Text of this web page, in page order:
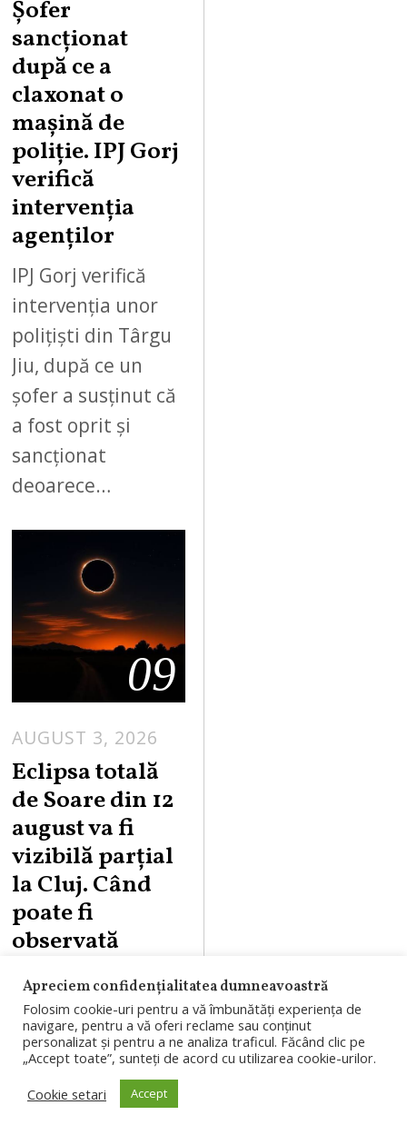
Șofer
sancționat
după ce a
claxonat o
mașină de
poliție. IPJ Gorj
verifică
intervenția
agenților
IPJ Gorj verifică
intervenția unor
polițiști din Târgu
Jiu, după ce un
șofer a susținut că
a fost oprit și
sancționat
deoarece…
09
AUGUST 3, 2026
Eclipsa totală
de Soare din 12
august va fi
vizibilă parțial
la Cluj. Când
poate fi
observată
Eclipsa de Soare
din 12 august 2026
va fi vizibilă parțial
la Cluj-Napoca,
între orele 20:22 și
Apreciem confidențialitatea dumneavoastră
Folosim cookie-uri pentru a vă îmbunătăți experiența de
navigare, pentru a vă oferi reclame sau conținut
personalizat și pentru a ne analiza traficul. Făcând clic pe
„Accept toate”, sunteți de acord cu utilizarea cookie-urilor.
Cookie setari
Accept